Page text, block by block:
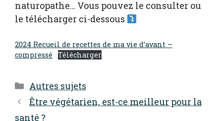
naturopathe… Vous pouvez le consulter ou
le télécharger ci-dessous
2024 Recueil de recettes de ma vie d’avant –
compressé
Télécharger
Catégories
Autres sujets
Être végétarien, est-ce meilleur pour la
santé ?